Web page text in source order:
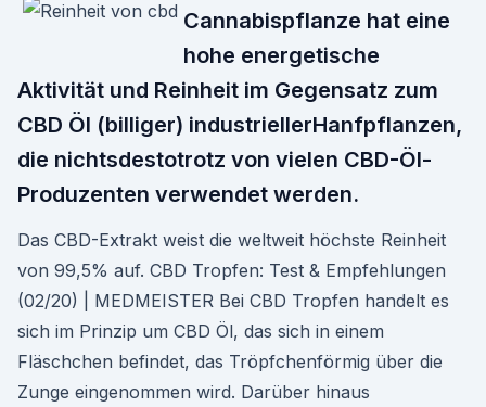
Cannabispflanze hat eine
hohe energetische
Aktivität und Reinheit im Gegensatz zum
CBD Öl (billiger) industriellerHanfpflanzen,
die nichtsdestotrotz von vielen CBD-Öl-
Produzenten verwendet werden.
Das CBD-Extrakt weist die weltweit höchste Reinheit
von 99,5% auf. CBD Tropfen: Test & Empfehlungen
(02/20) | MEDMEISTER Bei CBD Tropfen handelt es
sich im Prinzip um CBD Öl, das sich in einem
Fläschchen befindet, das Tröpfchenförmig über die
Zunge eingenommen wird. Darüber hinaus